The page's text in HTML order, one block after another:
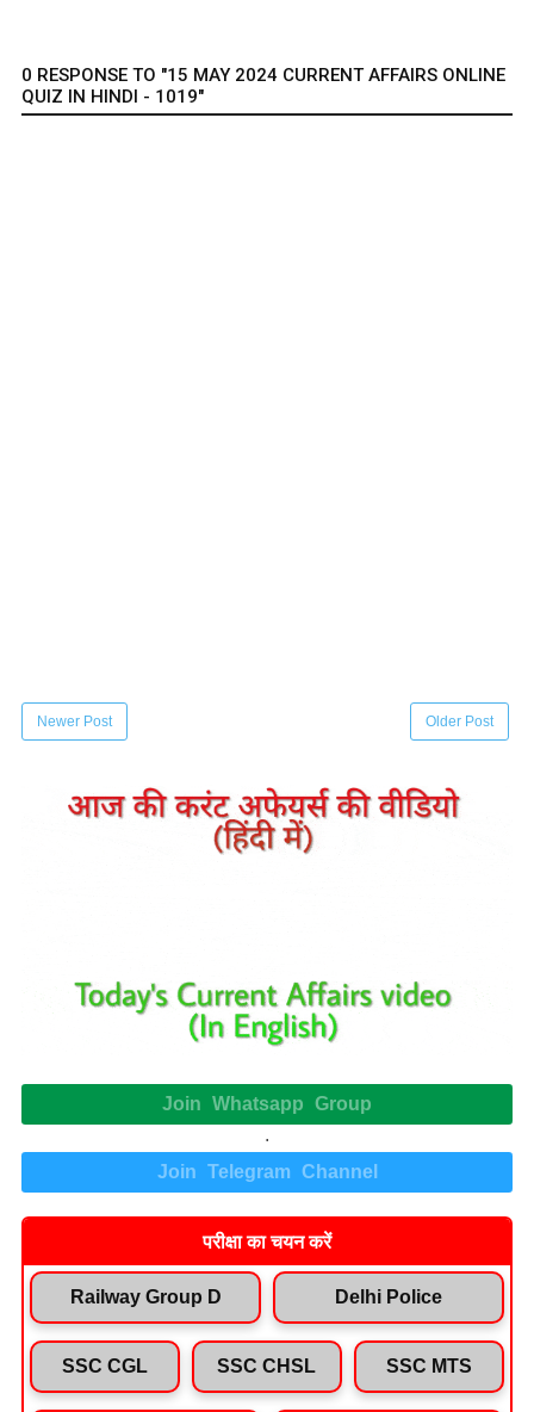
0 RESPONSE TO "15 MAY 2024 CURRENT AFFAIRS ONLINE
QUIZ IN HINDI - 1019"
Newer Post Older Post
Join Whatsapp Group
.
Join Telegram Channel
परीक्षा का चयन करें
Railway Group D Delhi Police
SSC CGL SSC CHSL SSC MTS